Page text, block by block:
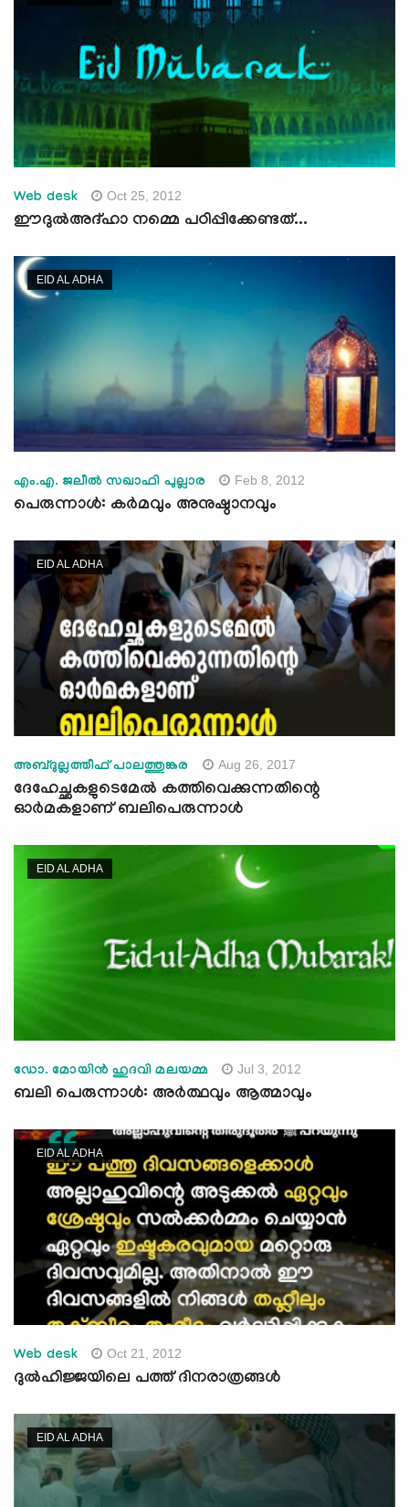
Web desk Oct 25, 2012
ഈദുല്‍അദ്ഹാ നമ്മെ പഠിപ്പിക്കേണ്ടത്...
EID AL ADHA
എം.എ. ജലീല്‍ സഖാഫി പുല്ലാര Feb 8, 2012
പെരുന്നാള്‍: കര്‍മവും അനുഷ്ഠാനവും
EID AL ADHA
അബ്ദുല്ലത്തീഫ് പാലത്തുങ്കര Aug 26, 2017
ദേഹേച്ഛകളുടെമേല്‍ കത്തിവെക്കുന്നതിന്റെ
ഓര്‍മകളാണ് ബലിപെരുന്നാള്‍
EID AL ADHA
ഡോ. മോയിന്‍ ഹുദവി മലയമ്മ Jul 3, 2012
ബലി പെരുന്നാള്‍: അര്‍ത്ഥവും ആത്മാവും
EID AL ADHA
Web desk Oct 21, 2012
ദുല്‍ഹിജ്ജയിലെ പത്ത്‌ ദിനരാത്രങ്ങള്‍
EID AL ADHA